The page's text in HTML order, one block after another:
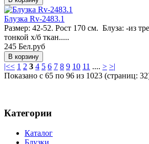
Блузка Rv-2483.1
Размер: 42-52. Рост 170 см. Блуза: -из
тонкой х/б ткан.....
245 Бел.руб
|<< 1 2 3 4 5 6 7 8 9 10 11 .... > >|
Показано с 65 по 96 из 1023 (страниц:
Категории
Каталог
Блузки